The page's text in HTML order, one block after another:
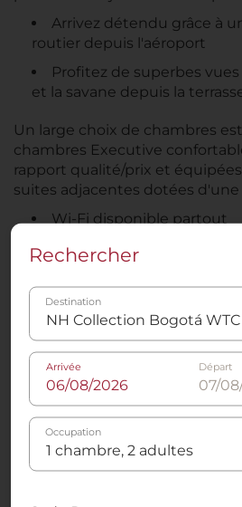
Arrivez détendu grâce à
routier depuis l'aéroport
Profitez de superbes
et la savane depuis la
Un large choix de chambres
chambres Executive
rapport qualité/prix et
suites adjacentes dotées d'une
Wi-Fi disponible partout
télévision par câble,
disponibles dans la chambre
Fenêtres insonorisées
Les 144 chambres
l'hôtel sont particulièrement
quoi répondre aux besoins des
comme des familles.
Travaillez sans être
dispose d'un bureau et d'un
Rechercher
Destination
Arrivée Départ
Occupation